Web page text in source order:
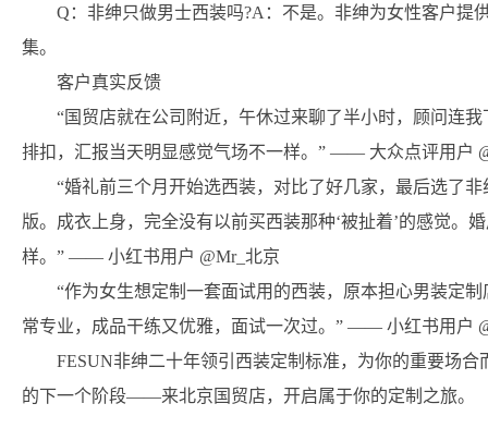
Q：非绅只做男士西装吗?A：不是。非绅为女性客户提
集。
客户真实反馈
“国贸店就在公司附近，午休过来聊了半小时，顾问连
排扣，汇报当天明显感觉气场不一样。” —— 大众点评用户
“婚礼前三个月开始选西装，对比了好几家，最后选了
版。成衣上身，完全没有以前买西装那种‘被扯着’的感觉。
样。” —— 小红书用户 @Mr_北京
“作为女生想定制一套面试用的西装，原本担心男装定
常专业，成品干练又优雅，面试一次过。” —— 小红书用户
FESUN非绅二十年领引西装定制标准，为你的重要场
的下一个阶段——来北京国贸店，开启属于你的定制之旅。